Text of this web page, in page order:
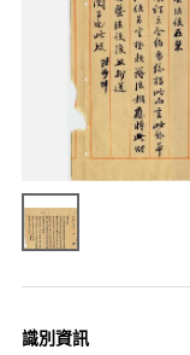
識別資訊